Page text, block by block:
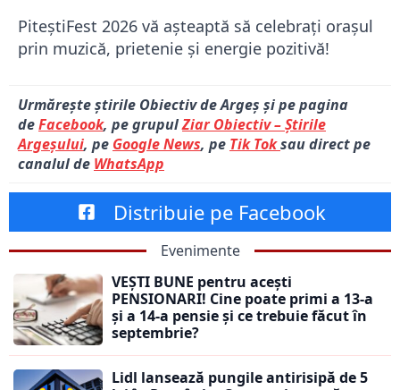
PiteștiFest 2026 vă așteaptă să celebrați orașul
prin muzică, prietenie și energie pozitivă!
Urmărește știrile Obiectiv de Argeș și pe pagina
deFacebook, pe grupulZiar Obiectiv – Știrile
Argeșului, pe Google News, pe Tik Toksau direct pe
canalul de WhatsApp
Distribuie pe Facebook
Evenimente
VEȘTI BUNE pentru acești
PENSIONARI! Cine poate primi a 13-a
și a 14-a pensie și ce trebuie făcut în
septembrie?
Lidl lansează pungile antirisipă de 5